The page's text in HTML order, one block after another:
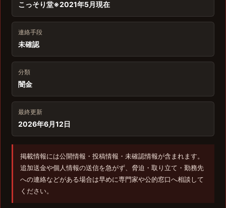
こっそり堂※2021年5月現在
連絡手段
未確認
分類
闇金
最終更新
2026年6月12日
掲載情報には公開情報・投稿情報・未確認情報が含まれます。
追加送金や個人情報の送信を急がず、脅迫・取り立て・勤務先
への連絡などがある場合は早めに専門家や公的窓口へ相談して
ください。